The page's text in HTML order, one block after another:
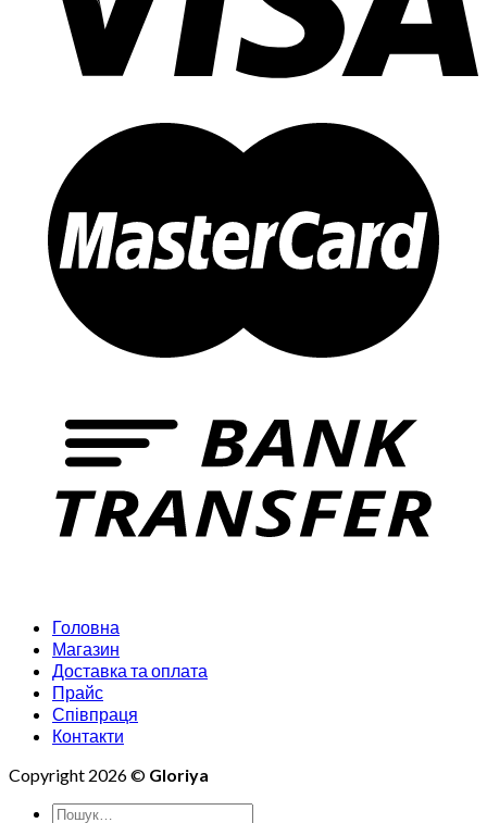
Головна
Магазин
Доставка та оплата
Прайс
Співпраця
Контакти
Copyright 2026 © Gloriya
Шукати: